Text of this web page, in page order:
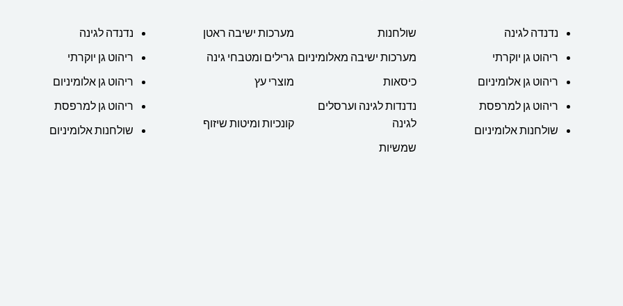
נדנדה לגינה
ריהוט גן יוקרתי
ריהוט גן אלומיניום
ריהוט גן למרפסת
שולחנות אלומיניום
שולחנות
מערכות ישיבה ראטן
מערכות ישיבה מאלומיניום גרילים ומטבחי גינה
כיסאות
מוצרי עץ
נדנדות לגינה וערסלים
לגינה
קונכיות ומיטות שיזוף
שמשיות
נדנדה לגינה
ריהוט גן יוקרתי
ריהוט גן אלומיניום
ריהוט גן למרפסת
שולחנות אלומיניום